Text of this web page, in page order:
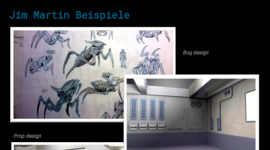
Jim Martin Beispiele